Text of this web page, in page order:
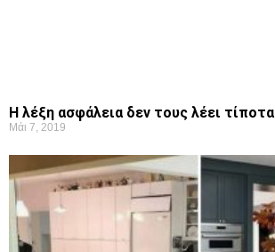
Η λέξη ασφάλεια δεν τους λέει τίποτα
Μάι 7, 2019